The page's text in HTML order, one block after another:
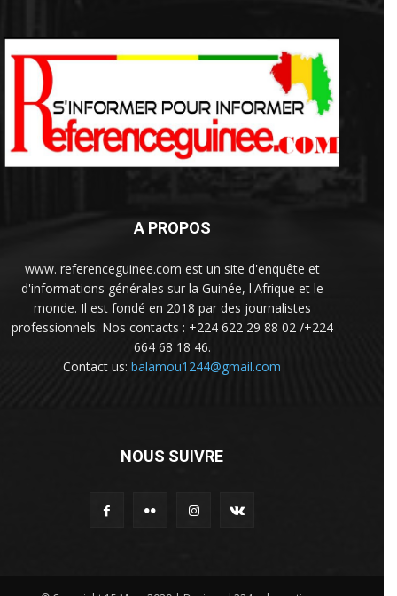
A PROPOS
www. referenceguinee.com est un site d'enquête et
d'informations générales sur la Guinée, l'Afrique et le
monde. Il est fondé en 2018 par des journalistes
professionnels. Nos contacts : +224 622 29 88 02 /+224
664 68 18 46.
Contact us: balamou1244@gmail.com
NOUS SUIVRE